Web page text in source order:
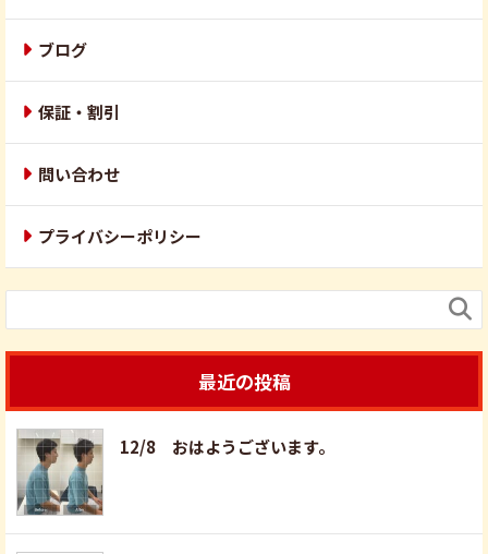
ブログ
保証・割引
問い合わせ
プライバシーポリシー

最近の投稿
12/8 おはようございます。